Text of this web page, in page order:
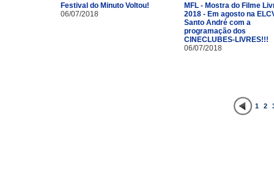
Festival do Minuto Voltou!
06/07/2018
MFL - Mostra do Filme
2018 - Em agosto na
Santo André com a
programação dos
CINECLUBES-LIVRES!!!
06/07/2018
1 2